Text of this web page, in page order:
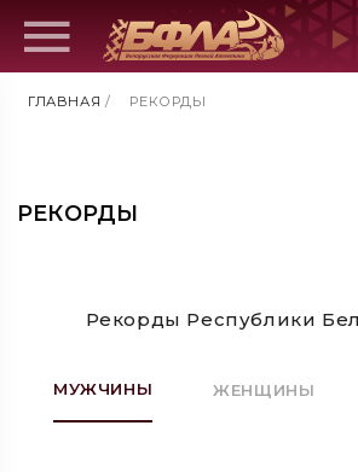
ГЛАВНАЯ / РЕКОРДЫ
РЕКОРДЫ
Рекорды Республики
МУЖЧИНЫ ЖЕНЩИНЫ